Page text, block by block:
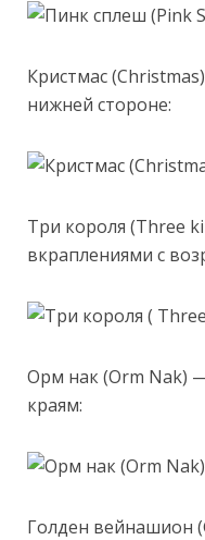
Кристмас
нижней стороне:
Три короля (Three
вкраплениями с
Орм нак (Orm Nak)
краям:
Голден вейнашион